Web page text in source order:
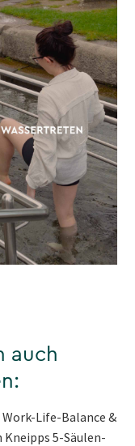
auch
Life-Balance &
Kneipps 5-Säulen-